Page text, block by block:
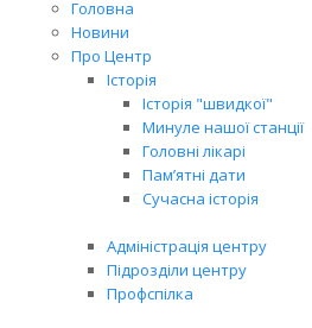
Головна
Новини
Про Центр
Історія
Історія "швидкої"
Минуле нашої станції
Головні лікарі
Пам’ятні дати
Сучасна історія
Адміністрація центру
Підрозділи центру
Профспілка